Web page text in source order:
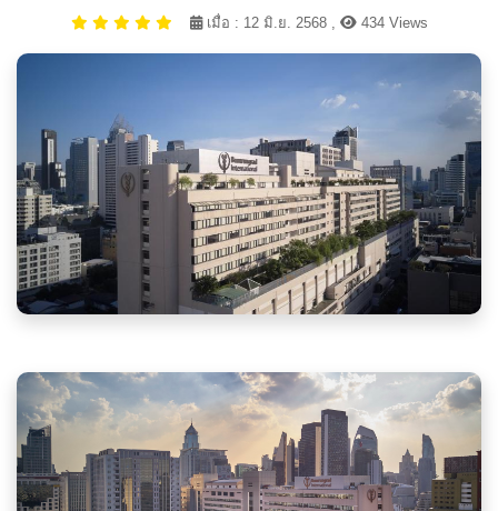
เมื่อ : 12 มิ.ย. 2568 , 434 Views